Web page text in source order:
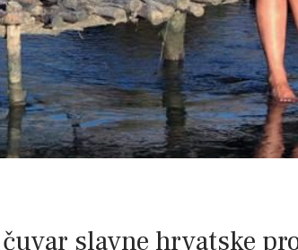
slavne hrvatske